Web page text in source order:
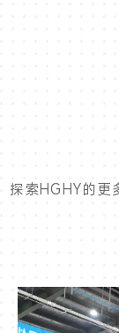
探索HGHY的